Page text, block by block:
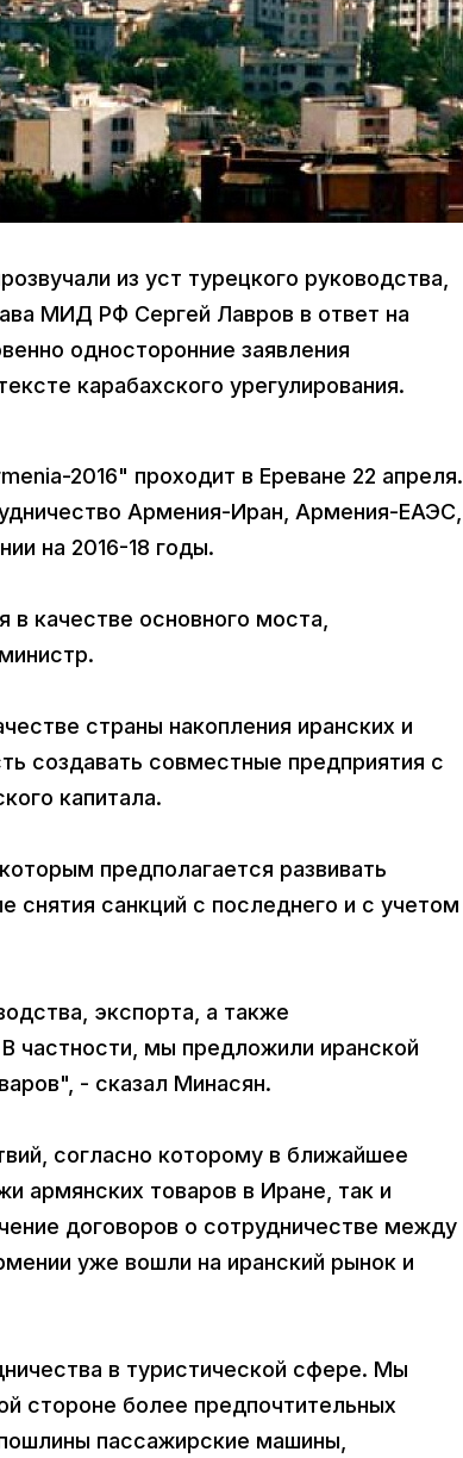
из уст турецкого руководства,
МИД РФ Сергей Лавров в ответ на
односторонние заявления
карабахского урегулирования.
2016" проходит в Ереване 22 апреля.
Армения-Иран, Армения-ЕАЭС,
на 2016-18 годы.
качестве основного моста,
страны накопления иранских и
создавать совместные предприятия с
капитала.
предполагается развивать
санкций с последнего и с учетом
экспорта, а также
частности, мы предложили иранской
- сказал Минасян.
согласно которому в ближайшее
армянских товаров в Иране, так и
договоров о сотрудничестве между
уже вошли на иранский рынок и
в туристической сфере. Мы
стороне более предпочтительных
пассажирские машины,